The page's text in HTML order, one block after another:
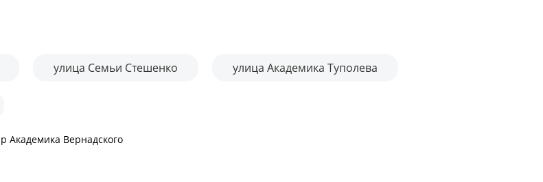
улица Семьи Стешенко улица Академика Туполева
Академика Вернадского